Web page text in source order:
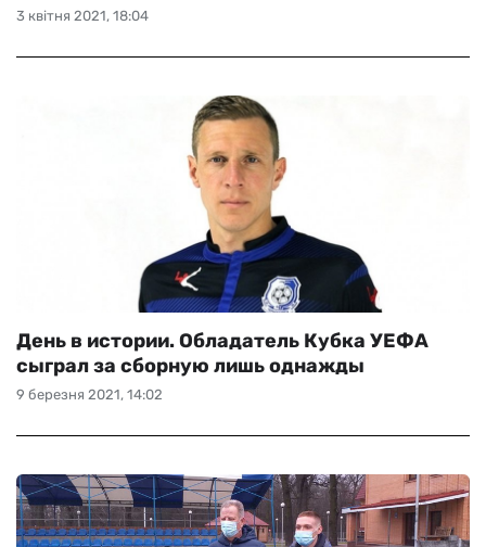
3 квітня 2021, 18:04
9 березня 2021, 14:02
День в истории. Обладатель Кубка УЕФА
сыграл за сборную лишь однажды